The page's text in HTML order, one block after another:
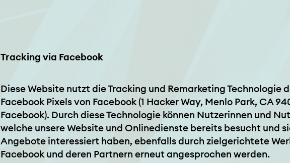
Tracking via Facebook
Diese Website nutzt die Tracking und Remarketing Technologie
Facebook Pixels von Facebook (1 Hacker Way, Menlo Park, CA
Facebook). Durch diese Technologie können Nutzerinnen und
welche unsere Website und Onlinedienste bereits besucht und
Angebote interessiert haben, ebenfalls durch zielgerichtete
Facebook und deren Partnern erneut angesprochen werden.